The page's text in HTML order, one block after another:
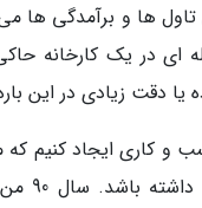
ها و برآمدگی ها
ای در یک
دقت زیادی در این
و کاری ایجاد کنیم
مختلف